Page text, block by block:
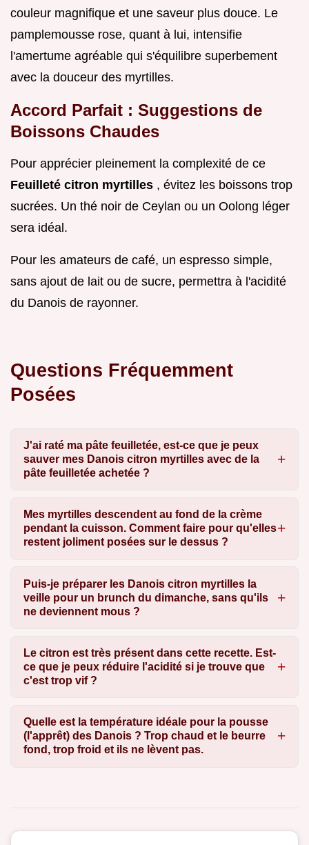
couleur magnifique et une saveur plus douce. Le
pamplemousse rose, quant à lui, intensifie
l'amertume agréable qui s'équilibre superbement
avec la douceur des myrtilles.
Accord Parfait : Suggestions de
Boissons Chaudes
Pour apprécier pleinement la complexité de ce
Feuilleté citron myrtilles , évitez les boissons trop
sucrées. Un thé noir de Ceylan ou un Oolong léger
sera idéal.
Pour les amateurs de café, un espresso simple,
sans ajout de lait ou de sucre, permettra à l'acidité
du Danois de rayonner.
Questions Fréquemment
Posées
J'ai raté ma pâte feuilletée, est-ce que je peux
sauver mes Danois citron myrtilles avec de la
pâte feuilletée achetée ?
Mes myrtilles descendent au fond de la crème
pendant la cuisson. Comment faire pour qu'elles
restent joliment posées sur le dessus ?
Puis-je préparer les Danois citron myrtilles la
veille pour un brunch du dimanche, sans qu'ils
ne deviennent mous ?
Le citron est très présent dans cette recette. Est-
ce que je peux réduire l'acidité si je trouve que
c'est trop vif ?
Quelle est la température idéale pour la pousse
(l'apprêt) des Danois ? Trop chaud et le beurre
fond, trop froid et ils ne lèvent pas.